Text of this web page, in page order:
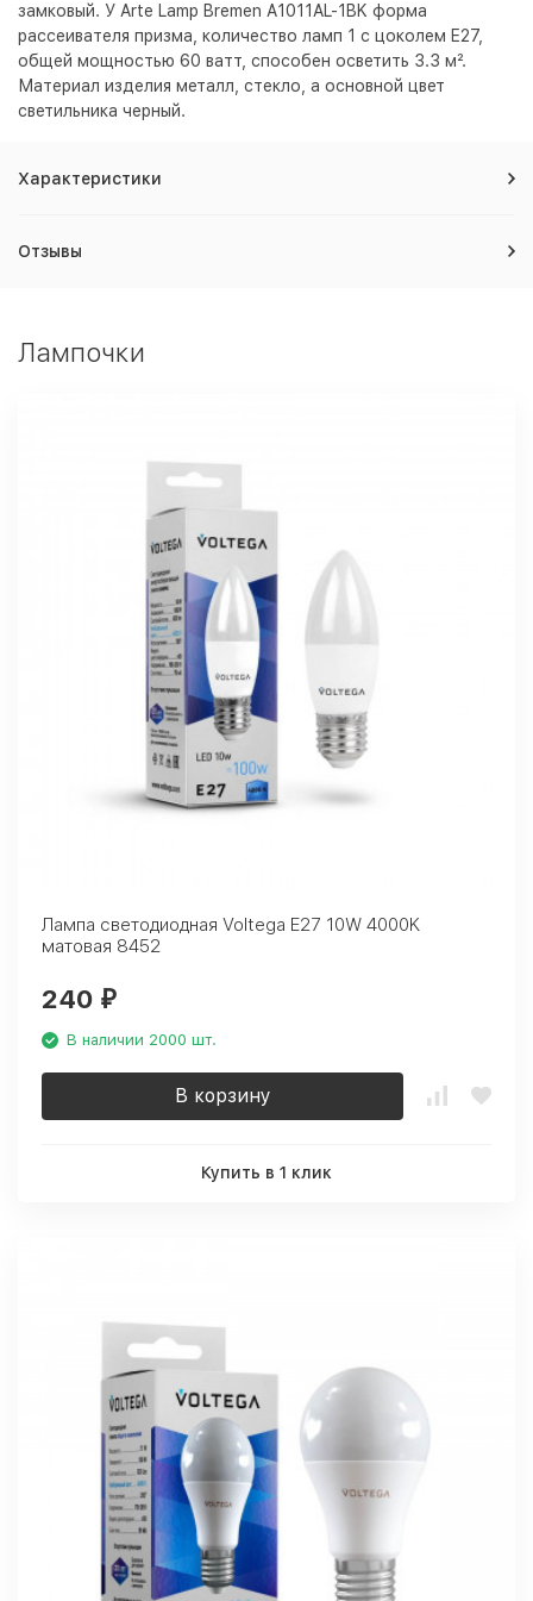
замковый. У Arte Lamp Bremen A1011AL-1BK форма
рассеивателя призма, количество ламп 1 с цоколем E27,
общей мощностью 60 ватт, способен осветить 3.3 м².
Материал изделия металл, стекло, а основной цвет
светильника черный.
Характеристики
Отзывы
Лампочки
Лампа светодиодная Voltega E27 10W 4000K
матовая 8452
240 ₽
В наличии 2000 шт.
В корзину
Купить в 1 клик